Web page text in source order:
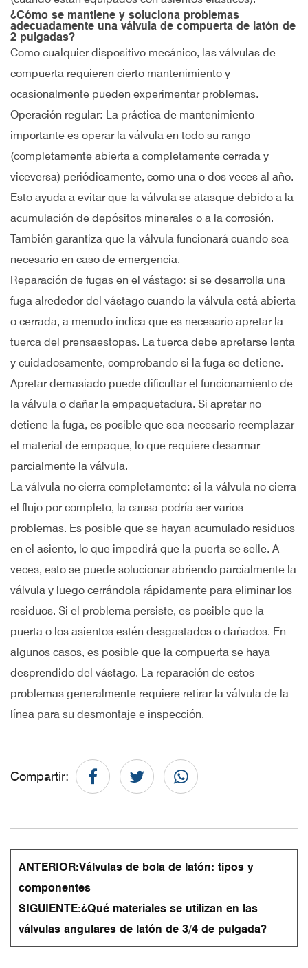
¿Cómo se mantiene y soluciona problemas
adecuadamente una válvula de compuerta de latón de
2 pulgadas?
Como cualquier dispositivo mecánico, las válvulas de
compuerta requieren cierto mantenimiento y
ocasionalmente pueden experimentar problemas.
Operación regular: La práctica de mantenimiento
importante es operar la válvula en todo su rango
(completamente abierta a completamente cerrada y
viceversa) periódicamente, como una o dos veces al año.
Esto ayuda a evitar que la válvula se atasque debido a la
acumulación de depósitos minerales o a la corrosión.
También garantiza que la válvula funcionará cuando sea
necesario en caso de emergencia.
Reparación de fugas en el vástago: si se desarrolla una
fuga alrededor del vástago cuando la válvula está abierta
o cerrada, a menudo indica que es necesario apretar la
tuerca del prensaestopas. La tuerca debe apretarse lenta
y cuidadosamente, comprobando si la fuga se detiene.
Apretar demasiado puede dificultar el funcionamiento de
la válvula o dañar la empaquetadura. Si apretar no
detiene la fuga, es posible que sea necesario reemplazar
el material de empaque, lo que requiere desarmar
parcialmente la válvula.
La válvula no cierra completamente: si la válvula no cierra
el flujo por completo, la causa podría ser varios
problemas. Es posible que se hayan acumulado residuos
en el asiento, lo que impedirá que la puerta se selle. A
veces, esto se puede solucionar abriendo parcialmente la
válvula y luego cerrándola rápidamente para eliminar los
residuos. Si el problema persiste, es posible que la
puerta o los asientos estén desgastados o dañados. En
algunos casos, es posible que la compuerta se haya
desprendido del vástago. La reparación de estos
problemas generalmente requiere retirar la válvula de la
línea para su desmontaje e inspección.
Compartir:
ANTERIOR:Válvulas de bola de latón: tipos y
componentes
SIGUIENTE:¿Qué materiales se utilizan en las
válvulas angulares de latón de 3/4 de pulgada?